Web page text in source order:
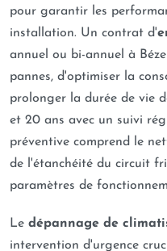
pour garantir les
installation. Un contrat d'
annuel ou bi-annuel à
pannes, d'optimiser la
prolonger la durée de vie
et 20 ans avec un suivi
préventive comprend le
de l'étanchéité du circuit
paramètres de
Le dépannage de
intervention d'urgence